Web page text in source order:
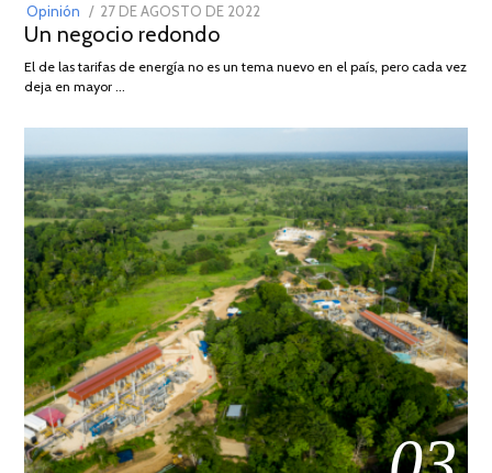
Opinión
POSTED
ON
27 DE AGOSTO DE 2022
DE
Un negocio redondo
El de las tarifas de energía no es un tema nuevo en el país, pero cada vez
deja en mayor …